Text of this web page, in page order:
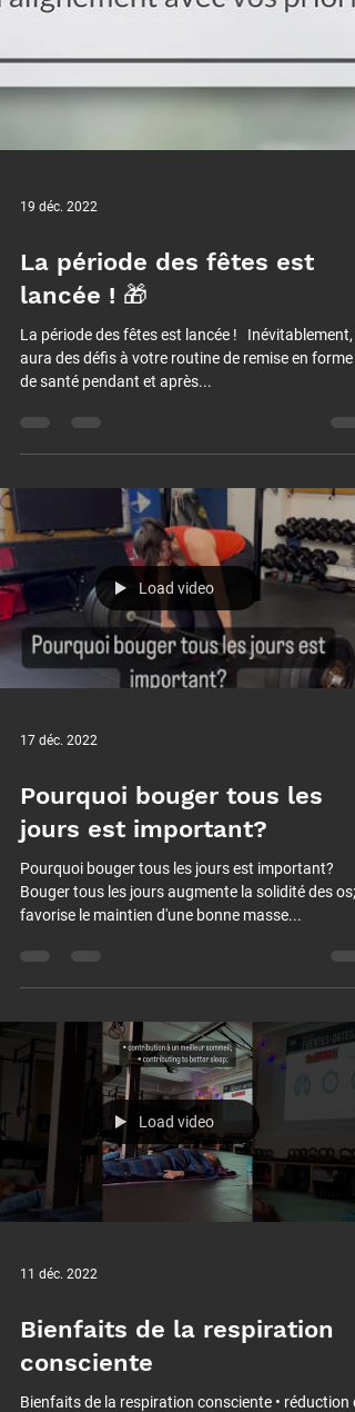
19 déc. 2022
lancée ! 🎁⁠
La période des fêtes est lancée ! ⁠ ⁠ Inévitablement,
Load video
17 déc. 2022
Pourquoi bouger tous les
jours est important?
Pourquoi bouger tous les jours est important?
Load video
11 déc. 2022